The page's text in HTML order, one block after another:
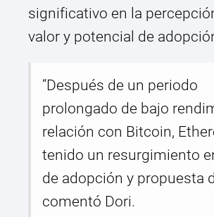
significativo en la
valor y potencial de
“Después de un periodo
prolongado de bajo
relación con Bitcoin,
tenido un resurgimiento
de adopción y propuesta
comentó Dori.